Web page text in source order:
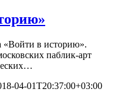
«Войти в историю».
паблик-арт
04-01T20:37:00+03:00